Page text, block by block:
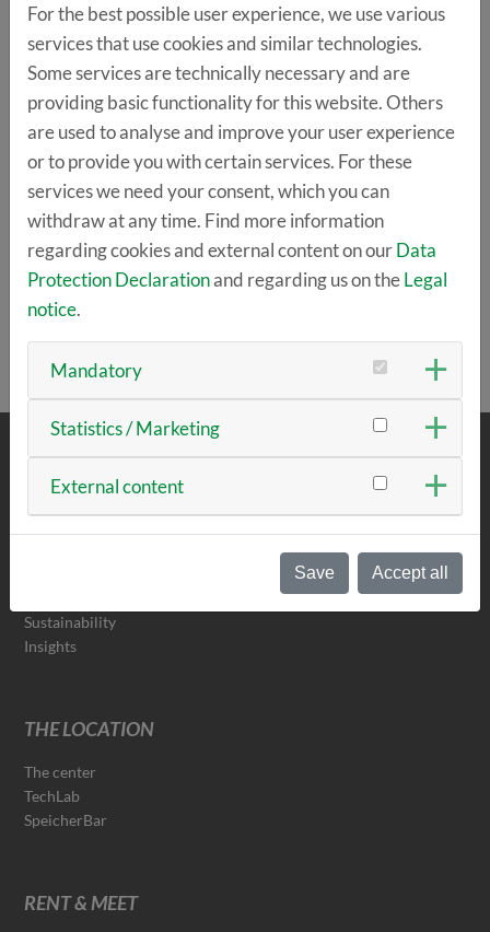
In dieser Folge ist Michelle Vinke, von HZwo e.V.,
Innovationscluster zum Thema Brennstoffzellen und
grüner Wasserstoff, zu Gast. Sie ist Projektleitung von
„cH2ance“, nationaler Transformations-Hub für
wasserstoffbasierte Antriebe und Komponenten in der
Automobil- und Zulieferindustrie.
Links und Kontaktdaten: »hzwo.eu, »ch2ance.de
»ch2ance.de/h2-wissen,michelle.vinke hzwo.eu
ABOUT US
Sustainability
Insights
THE LOCATION
The center
TechLab
SpeicherBar
RENT & MEET
For the best possible user experience, we use various
services that use cookies and similar technologies.
Some services are technically necessary and are
providing basic functionality for this website. Others
are used to analyse and improve your user experience
or to provide you with certain services. For these
services we need your consent, which you can
withdraw at any time. Find more information
regarding cookies and external content on ourData
Protection Declarationand regarding us on theLegal
notice.
Mandatory
Statistics / Marketing
External content
Save Accept all